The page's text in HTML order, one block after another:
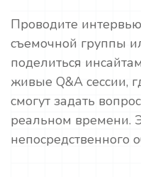
Проводите
съемочной группы
поделиться
живые Q&A сессии,
смогут задать
реальном времени.
непосредственного